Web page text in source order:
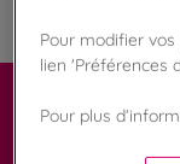
Les
Pour modifier
lien 'Préférences
Pour plus